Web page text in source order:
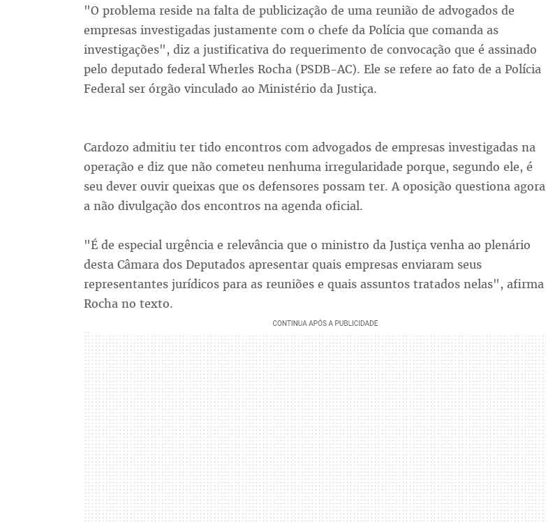
"O problema reside na falta de publicização de uma reunião de advogados de
empresas investigadas justamente com o chefe da Polícia que comanda as
investigações", diz a justificativa do requerimento de convocação que é assinado
pelo deputado federal Wherles Rocha (PSDB-AC). Ele se refere ao fato de a Polícia
Federal ser órgão vinculado ao Ministério da Justiça.
Cardozo admitiu ter tido encontros com advogados de empresas investigadas na
operação e diz que não cometeu nenhuma irregularidade porque, segundo ele, é
seu dever ouvir queixas que os defensores possam ter. A oposição questiona agora
a não divulgação dos encontros na agenda oficial.
"É de especial urgência e relevância que o ministro da Justiça venha ao plenário
desta Câmara dos Deputados apresentar quais empresas enviaram seus
representantes jurídicos para as reuniões e quais assuntos tratados nelas", afirma
Rocha no texto.